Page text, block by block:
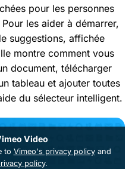
pour les personnes
les aider à démarrer,
suggestions, affichée
montre comment vous
document, télécharger
tableau et ajouter toutes
du sélecteur intelligent.
Video
to Vimeo's privacy policyand
policy.